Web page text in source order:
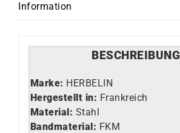
Information
BESCHREIBUNG
Marke: HERBELIN
Hergestellt in: Frankreich
Material: Stahl
Bandmaterial: FKM